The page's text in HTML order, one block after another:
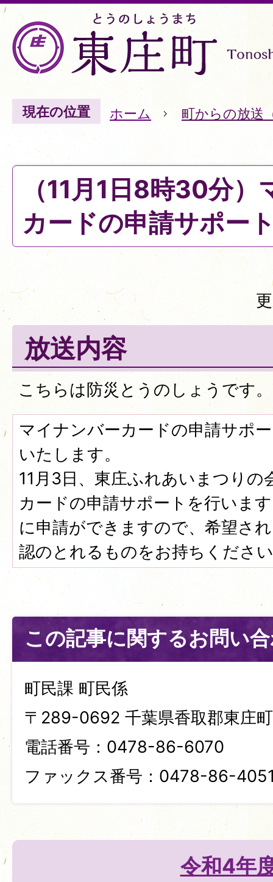
現在の位置 ホーム 町からの放送
（11月1日8時30分
カードの申請サポー
放送内容
こちらは防災とうのしょうです。
マイナンバーカードの申請サポ
いたします。
11月3日、東庄ふれあいまつりの
カードの申請サポートを行いま
に申請ができますので、希望さ
認のとれるものをお持ちくださ
この記事に関するお問い
町民課 町民係
〒289-0692 千葉県香取郡東庄
電話番号：0478-86-6070
ファックス番号：0478-86-
令和4年